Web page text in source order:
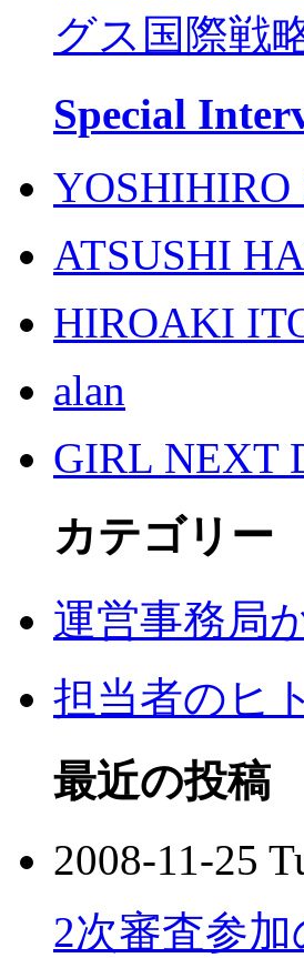
グス国際戦
Special
YOSHIHIRO
ATSUSHI
HIROAKI
alan
GIRL NEXT
カテゴリー
運営事務局
担当者のヒ
最近の投稿
2008-11-25
2次審査参